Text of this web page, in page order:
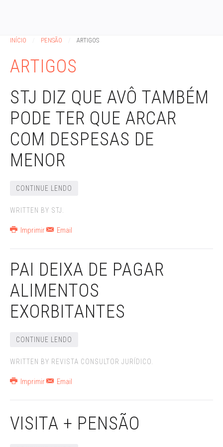
INÍCIO PENSÃO ARTIGOS
ARTIGOS
STJ DIZ QUE AVÔ TAMBÉM
PODE TER QUE ARCAR
COM DESPESAS DE
MENOR
CONTINUE LENDO
WRITTEN BY STJ.
Imprimir Email
PAI DEIXA DE PAGAR
ALIMENTOS
EXORBITANTES
CONTINUE LENDO
WRITTEN BY REVISTA CONSULTOR JURÍDICO.
Imprimir Email
VISITA + PENSÃO